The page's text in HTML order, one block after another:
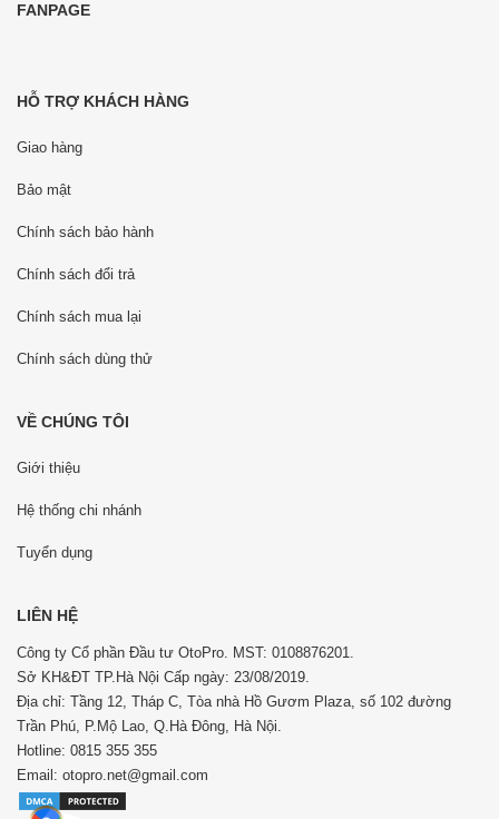
FANPAGE
HỖ TRỢ KHÁCH HÀNG
Giao hàng
Bảo mật
Chính sách bảo hành
Chính sách đổi trả
Chính sách mua lại
Chính sách dùng thử
VỀ CHÚNG TÔI
Giới thiệu
Hệ thống chi nhánh
Tuyển dụng
LIÊN HỆ
Công ty Cổ phần Đầu tư OtoPro. MST: 0108876201.
Sở KH&ĐT TP.Hà Nội Cấp ngày: 23/08/2019.
Địa chỉ: Tầng 12, Tháp C, Tòa nhà Hồ Gươm Plaza, số 102 đường
Trần Phú, P.Mộ Lao, Q.Hà Đông, Hà Nội.
Hotline: 0815 355 355
Email: otopro.net@gmail.com